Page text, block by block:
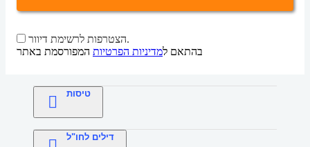
הצטרפות לרשימת דיוור.
בהתאם למדיניות הפרטיות המפורסמת באתר
טיסות
דילים לחו"ל